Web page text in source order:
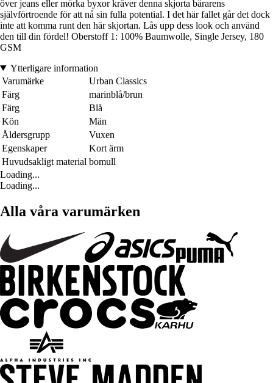
över jeans eller mörka byxor kräver denna skjorta bärarens
självförtroende för att nå sin fulla potential. I det här fallet går det dock
inte att komma runt den här skjortan. Lås upp dess look och använd
den till din fördel! Oberstoff 1: 100% Baumwolle, Single Jersey, 180
GSM
Ytterligare information
Varumärke
Urban Classics
Färg
marinblå/brun
Färg
Blå
Kön
Män
Åldersgrupp
Vuxen
Egenskaper
Kort ärm
Huvudsakligt material bomull
Loading...
Loading...
Alla våra varumärken